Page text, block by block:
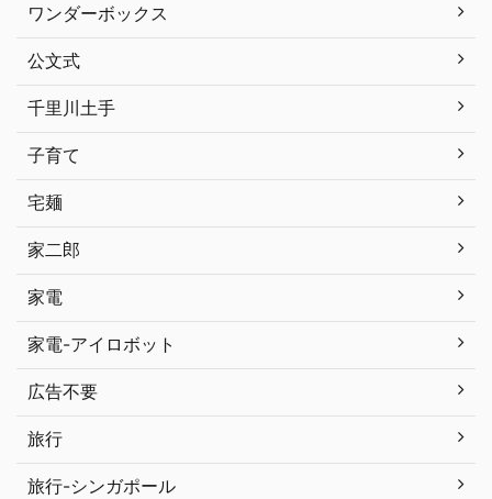
ワンダーボックス
公文式
千里川土手
子育て
宅麺
家二郎
家電
家電-アイロボット
広告不要
旅行
旅行-シンガポール